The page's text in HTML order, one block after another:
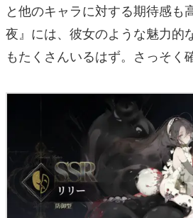
と他のキャラに対する期待感も
夜』には、彼女のような魅力的
もたくさんいるはず。さっそく